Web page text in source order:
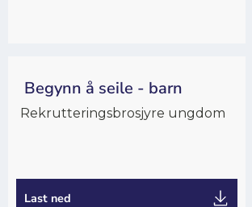
Begynn å seile - barn
Rekrutteringsbrosjyre ungdom
Last ned